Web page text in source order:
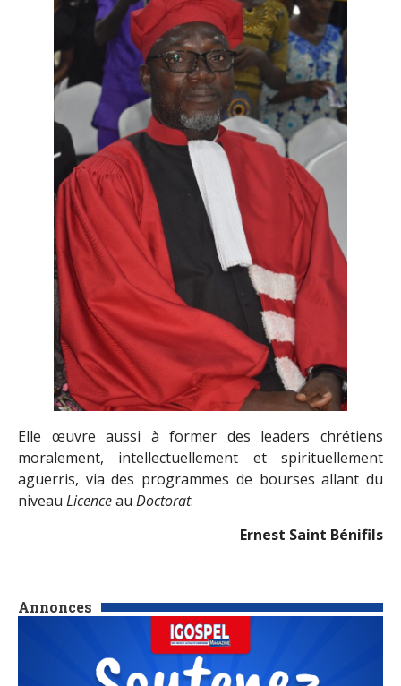
Annonces
Elle œuvre aussi à former des leaders chrétiens
moralement, intellectuellement et spirituellement
aguerris, via des programmes de bourses allant du
niveau Licenceau Doctorat.
Ernest Saint Bénifils